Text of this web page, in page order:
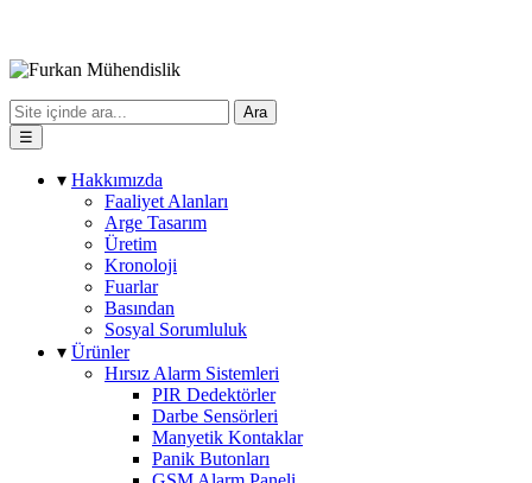
Ara
☰
▾ Hakkımızda
Faaliyet Alanları
Arge Tasarım
Üretim
Kronoloji
Fuarlar
Basından
Sosyal Sorumluluk
▾ Ürünler
Hırsız Alarm Sistemleri
PIR Dedektörler
Darbe Sensörleri
Manyetik Kontaklar
Panik Butonları